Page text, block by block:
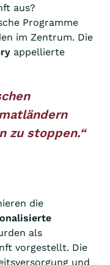
aus?
Programme
im Zentrum. Die
appellierte
zu stoppen.“
die
als
vorgestellt. Die
und